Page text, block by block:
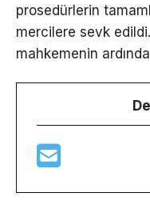
prosedürlerin
mercilere sevk edildi.
mahkemenin